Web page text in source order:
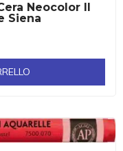
Neocolor II
Siena